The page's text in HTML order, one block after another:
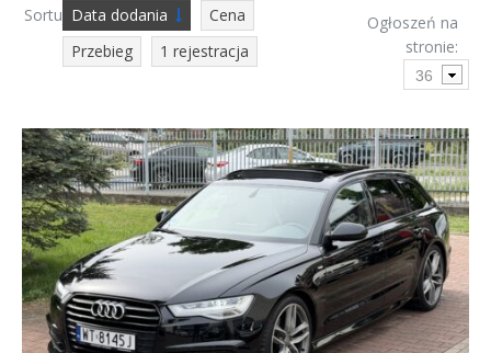
Sortuj: Data dodania
Cena
Przebieg
1 rejestracja
Ogłoszeń na
stronie: